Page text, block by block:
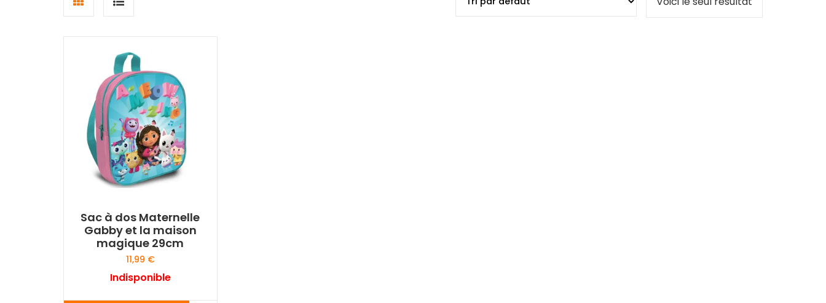
Sac à dos Maternelle
Gabby et la maison
magique 29cm
11,99 €
Indisponible